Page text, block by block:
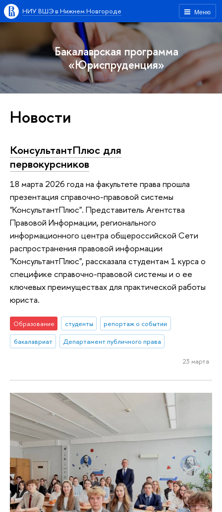
Меню
НИУ ВШЭ в Нижнем Новгороде
Бакалаврская программа
«Юриспруденция»
Новости
КонсультантПлюс для
первокурсников
18 марта 2026 года на факультете права прошла
презентация справочно-правовой системы
"КонсультантПлюс". Представитель Агентства
Правовой Информации, регионального
информационного центра общероссийской Сети
распространения правовой информации
"КонсультантПлюс", рассказала студентам 1 курса о
специфике справочно-правовой системы и о ее
ключевых преимуществах для практической работы
юриста.
Образование студенты
репортаж о событии
бакалавриат
Департамент публичного права
23 марта